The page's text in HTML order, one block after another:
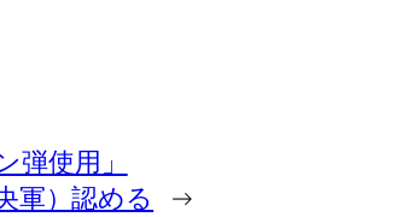
弾使用」
軍）認める
→